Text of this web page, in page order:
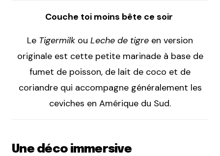
Couche toi moins bête ce soir
Le Tigermilk ou Leche de tigre en version
originale est cette petite marinade à base de
fumet de poisson, de lait de coco et de
coriandre qui accompagne généralement les
ceviches en Amérique du Sud.
Une déco immersive